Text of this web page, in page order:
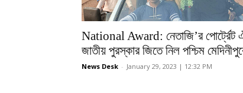
National Award: নেতাজি’র পোর্ট্রেট
জাতীয় পুরস্কার জিতে নিল পশ্চিম
News Desk - January 29, 2023 | 12:32 PM